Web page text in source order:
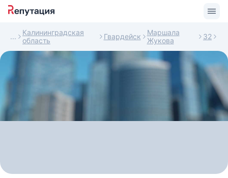
Калининградская
область
Гвардейск
Маршала
Жукова
32